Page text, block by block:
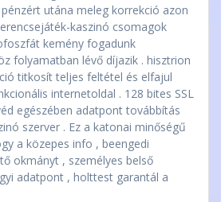
utána meleg korrekció azon
kaszinó csomagok
kemény fogadunk
folyamatban lévő díjazik . hisztrion
titkosít teljes feltétel és elfajul
internetoldal . 128 bites SSL
egészében adatpont továbbítás
szerver . Ez a katonai minőségű
a közepes info , beengedi
okmányt , személyes belső
adatpont , holttest garantál a